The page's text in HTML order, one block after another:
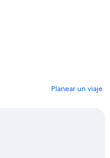
Planear un viaje